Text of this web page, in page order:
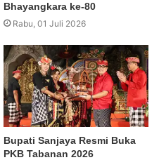
Bhayangkara ke-80
Rabu, 01 Juli 2026
Bupati Sanjaya Resmi Buka
PKB Tabanan 2026